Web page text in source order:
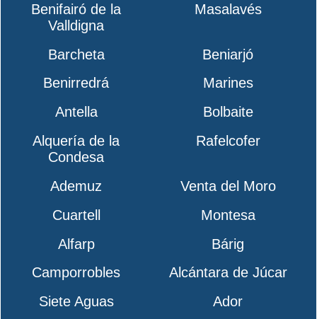
Benifairó de la
Valldigna
Masalavés
Barcheta
Beniarjó
Benirredrá
Marines
Antella
Bolbaite
Alquería de la
Condesa
Rafelcofer
Ademuz
Venta del Moro
Cuartell
Montesa
Alfarp
Bárig
Camporrobles
Alcántara de Júcar
Siete Aguas
Ador